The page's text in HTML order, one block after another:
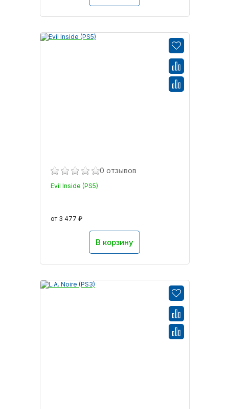
0 отзывов
Evil Inside (PS5)
от 3 477 ₽
В корзину